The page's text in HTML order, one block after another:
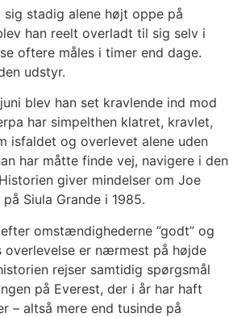
sig stadig alene højt oppe på
han reelt overladt til sig selv i
oftere måles i timer end dage.
udstyr.
blev han set kravlende ind mod
har simpelthen klatret, kravlet,
isfaldet og overlevet alene uden
har måtte finde vej, navigere i den
giver mindelser om Joe
Siula Grande i 1985.
omstændighederne ”godt” og
overlevelse er nærmest på højde
rejser samtidig spørgsmål
på Everest, der i år har haft
– altså mere end tusinde på